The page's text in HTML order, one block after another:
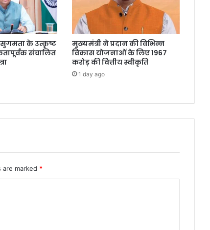
सुगमता के उत्कृष्ट
संचालित
मुख्यमंत्री ने प्रदान की विभिन्न
विकास योजनाओं के लिए 1967
करोड़ की वित्तीय स्वीकृति
1 day ago
are marked *